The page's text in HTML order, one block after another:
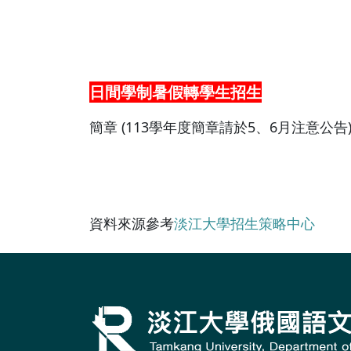
日間學制暑假轉學生招生
簡章 (113學年度簡章請於5、6月注意公告)
資料來源參考淡江大學招生策略中心